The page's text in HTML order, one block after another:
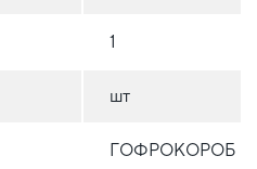
1
шт
ГОФРОКОРОБ